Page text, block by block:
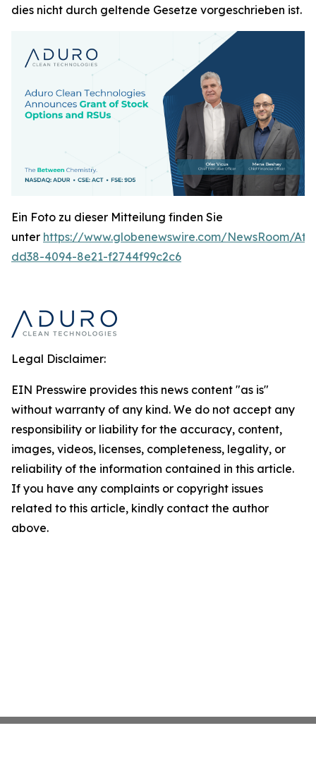
dies nicht durch geltende Gesetze vorgeschrieben ist.
Ein Foto zu dieser Mitteilung finden Sie
unter https://www.globenewswire.com/NewsRoom/
dd38-4094-8e21-f2744f99c2c6
Legal Disclaimer:
EIN Presswire provides this news content "as is"
without warranty of any kind. We do not accept any
responsibility or liability for the accuracy, content,
images, videos, licenses, completeness, legality, or
reliability of the information contained in this article.
If you have any complaints or copyright issues
related to this article, kindly contact the author
above.